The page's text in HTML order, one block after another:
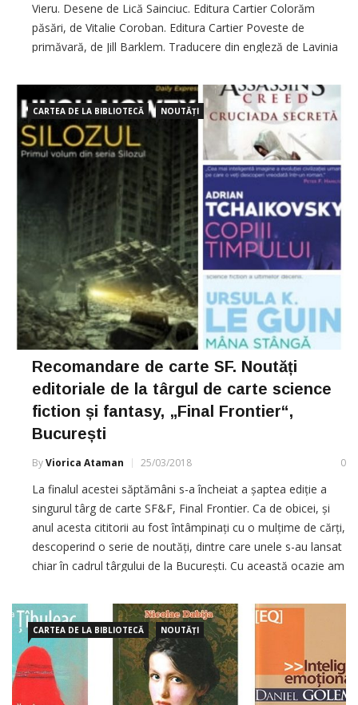
Vieru. Desene de Lică Sainciuc. Editura Cartier Colorăm
păsări, de Vitalie Coroban. Editura Cartier Poveste de
primăvară, de Jill Barklem. Traducere din engleză de Lavinia
Druță. Ilustrații de
CARTEA DE LA BIBLIOTECĂ NOUTĂȚI
Recomandare de carte SF. Noutăți
editoriale de la târgul de carte science
fiction și fantasy, „Final Frontier“,
București
ByViorica Ataman 25/03/2018 0
La finalul acestei săptămâni s-a încheiat a șaptea ediție a
singurul târg de carte SF&F, Final Frontier. Ca de obicei, și
anul acesta cititorii au fost întâmpinați cu o mulțime de cărți,
descoperind o serie de noutăți, dintre care unele s-au lansat
chiar în cadrul târgului de la București. Cu această ocazie am
CARTEA DE LA BIBLIOTECĂ NOUTĂȚI